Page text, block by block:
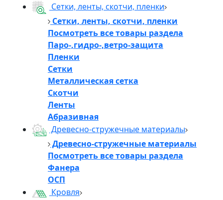
Сетки, ленты, скотчи, пленки
Сетки, ленты, скотчи, пленки
Посмотреть все товары раздела
Паро-,гидро-,ветро-защита
Пленки
Сетки
Металлическая сетка
Скотчи
Ленты
Абразивная
Древесно-стружечные материалы
Древесно-стружечные материалы
Посмотреть все товары раздела
Фанера
ОСП
Кровля